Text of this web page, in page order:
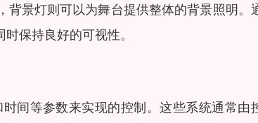
景灯则可以为舞台提供整体的背景照明。
保持良好的可视性。
间等参数来实现的控制。这些系统通常由